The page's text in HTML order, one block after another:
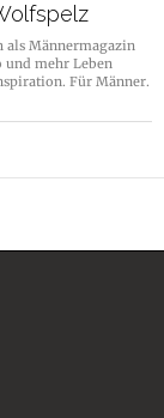
als Männermagazin
und mehr Leben
Für Männer.